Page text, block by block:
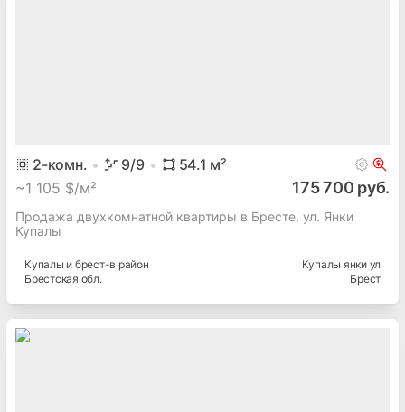
2-комн. 9/9 54.1 м²
~1 105 $/м² 175 700 руб.
Продажа двухкомнатной квартиры в Бресте, ул. Янки
Купалы
Купалы и брест-в район
Брестская обл.
Купалы янки ул
Брест